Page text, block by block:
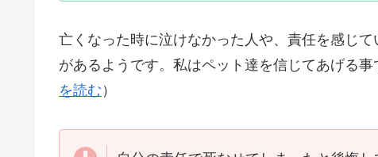
亡くなった時に泣けなかった人や、責任を感じ
があるようです。私はペット達を信じてあげる
を読む ）